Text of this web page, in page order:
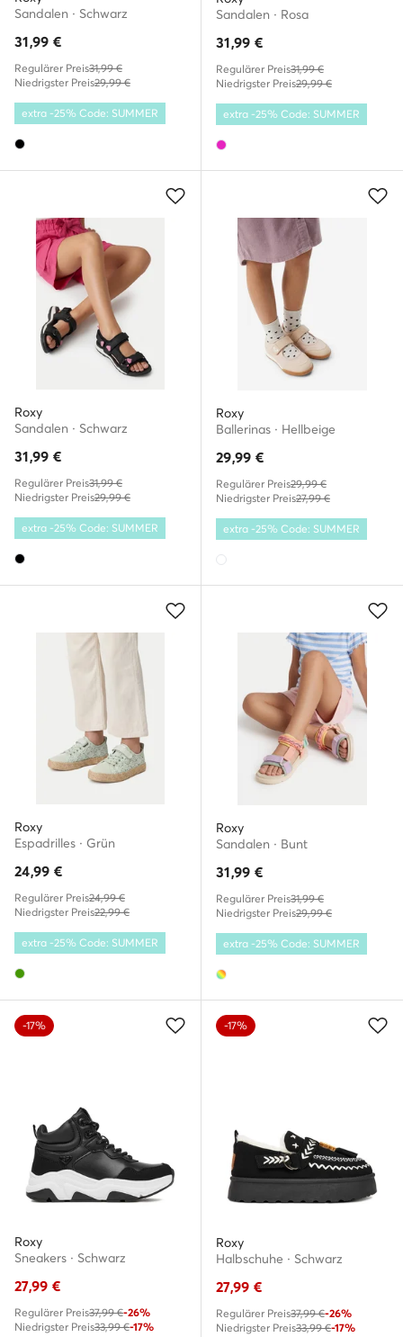
Sandalen · Schwarz
31,99 €
Regulärer Preis31,99 €
Niedrigster Preis29,99 €
extra -25% Code: SUMMER
Sandalen · Rosa
31,99 €
Regulärer Preis31,99 €
Niedrigster Preis29,99 €
extra -25% Code: SUMMER
Roxy
Sandalen · Schwarz
31,99 €
Regulärer Preis31,99 €
Niedrigster Preis29,99 €
extra -25% Code: SUMMER
Roxy
Ballerinas · Hellbeige
29,99 €
Regulärer Preis29,99 €
Niedrigster Preis27,99 €
extra -25% Code: SUMMER
Roxy
Espadrilles · Grün
24,99 €
Regulärer Preis24,99 €
Niedrigster Preis22,99 €
extra -25% Code: SUMMER
Roxy
Sandalen · Bunt
31,99 €
Regulärer Preis31,99 €
Niedrigster Preis29,99 €
extra -25% Code: SUMMER
-17%
Roxy
Sneakers · Schwarz
27,99 €
Regulärer Preis37,99 €-26%
Niedrigster Preis33,99 €-17%
-17%
Roxy
Halbschuhe · Schwarz
27,99 €
Regulärer Preis37,99 €-26%
Niedrigster Preis33,99 €-17%